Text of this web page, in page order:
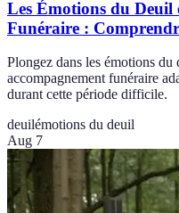
Les Émotions du Deuil
Funéraire :
Plongez dans les émotions
accompagnement funéraire
durant cette période difficile.
deuilémotions du deuil
Aug 7